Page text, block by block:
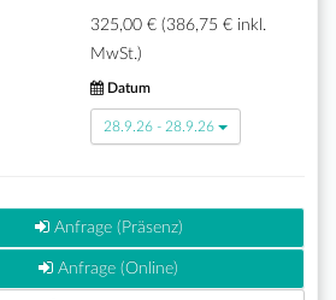
325,00 € (386,75 € inkl.
MwSt.)
Datum
28.9.26 - 28.9.26
Anfrage (Präsenz)
Anfrage (Online)